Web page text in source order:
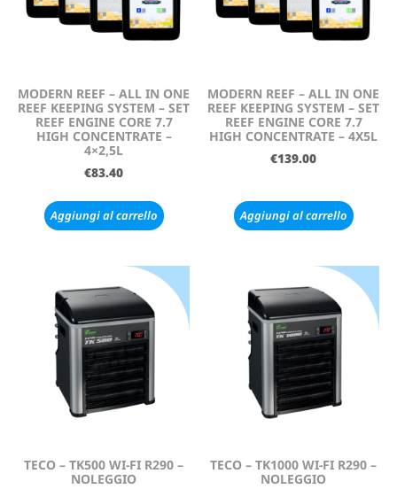
MODERN REEF – ALL IN ONE
REEF KEEPING SYSTEM – SET
REEF ENGINE CORE 7.7
HIGH CONCENTRATE –
4×2,5L
€83.40
Aggiungi al carrello
MODERN REEF – ALL IN ONE
REEF KEEPING SYSTEM – SET
REEF ENGINE CORE 7.7
HIGH CONCENTRATE – 4X5L
€139.00
Aggiungi al carrello
TECO – TK500 WI-FI R290 –
NOLEGGIO
TECO – TK1000 WI-FI R290 –
NOLEGGIO